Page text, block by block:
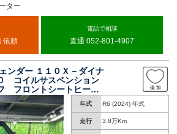
ター
依頼
電話で相談
直通 052-801-4907
ンダー １１０Ｘ－ダイナ
コイルサスペンション
フロントシートヒータ
ＭＥＲＩＤＩＡＮ フル
ブクルーズ ブライン
ートメモリ 革シート
年式 R6 (2024) 年式
走行 3.8万Km